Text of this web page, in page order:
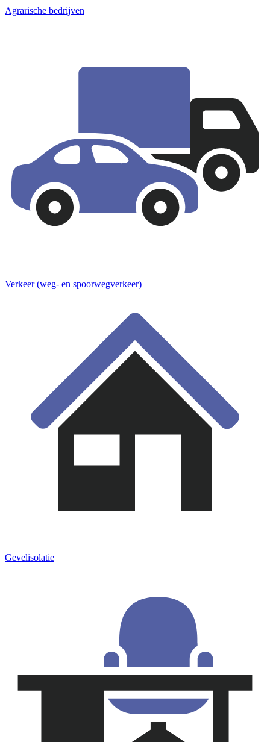
Agrarische bedrijven
Verkeer (weg- en spoorwegverkeer)
Gevelisolatie